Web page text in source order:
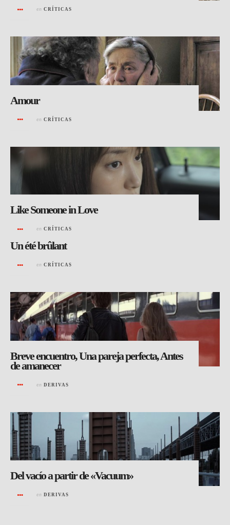
en CRÍTICAS
Amour
en CRÍTICAS
Like Someone in Love
en CRÍTICAS
Un été brûlant
en CRÍTICAS
Breve encuentro, Una pareja perfecta, Antes
de amanecer
en DERIVAS
Del vacío a partir de «Vacuum»
en DERIVAS